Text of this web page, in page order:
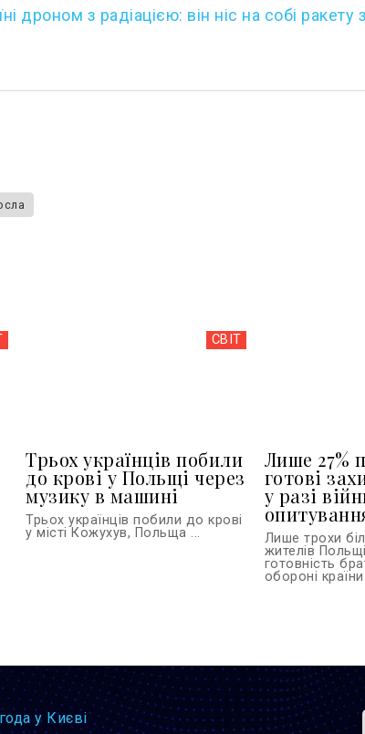
дроном з радіацією: він ніс на собі ракету з
СВІТ
Трьох українців побили
до крові у Польщі через
музику в машині
Трьох українців побили до крові
у місті Кожухув, Польща ...
Лише 27%
готові
у разі
Лише трохи
жителів
готовність
обороні країни